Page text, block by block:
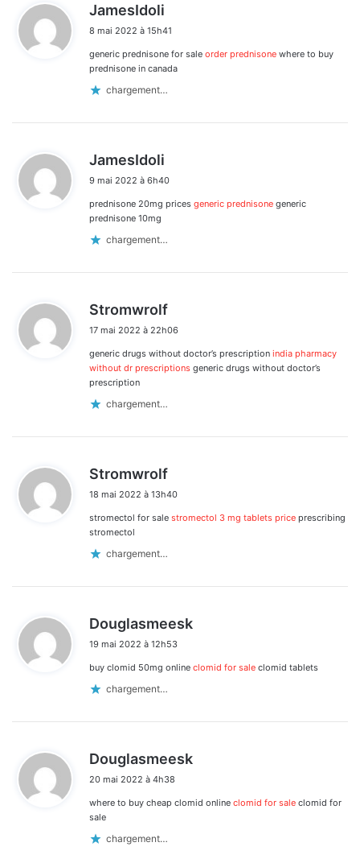
JamesIdoli
t
:
8 mai 2022 à 15h41
generic prednisone for sale order prednisone where to buy
prednisone in canada
chargement…
JamesIdoli
t
9 mai 2022 à 6h40
prednisone 20mg prices generic prednisone generic
prednisone 10mg
chargement…
Stromwrolf
t
:
17 mai 2022 à 22h06
generic drugs without doctor’s prescription india pharmacy
without dr prescriptions generic drugs without doctor’s
prescription
chargement…
Stromwrolf
t
18 mai 2022 à 13h40
stromectol for sale stromectol 3 mg tablets price prescribing
stromectol
chargement…
Douglasmeesk
19 mai 2022 à 12h53
buy clomid 50mg online clomid for sale clomid tablets
chargement…
Douglasmeesk
20 mai 2022 à 4h38
where to buy cheap clomid online clomid for sale clomid for
sale
chargement…